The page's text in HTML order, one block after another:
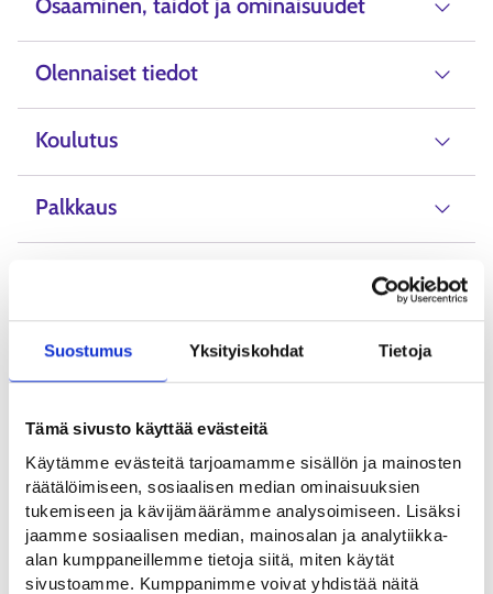
Suostumus Yksityiskohdat Tietoja
Tämä sivusto käyttää evästeitä
Käytämme evästeitä tarjoamamme sisällön ja mainosten
räätälöimiseen, sosiaalisen median ominaisuuksien
tukemiseen ja kävijämäärämme analysoimiseen. Lisäksi
jaamme sosiaalisen median, mainosalan ja analytiikka-
alan kumppaneillemme tietoja siitä, miten käytät
sivustoamme. Kumppanimme voivat yhdistää näitä
Osaaminen, taidot ja ominaisuudet
Olennaiset tiedot
Koulutus
Palkkaus
Hyödyllisiä linkkejä
Taideyliopisto - Uniarts.fi⁠
Suomen Sinfoniaorkesterit ry⁠
Ammattialat